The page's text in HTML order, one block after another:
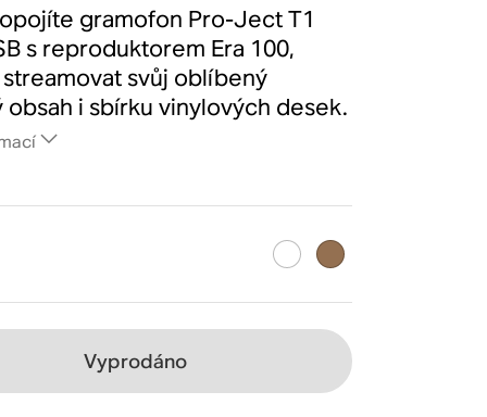
gramofon Pro-Ject T1
s reproduktorem Era 100,
svůj oblíbený
obsah i sbírku vinylových desek.
Vyprodáno